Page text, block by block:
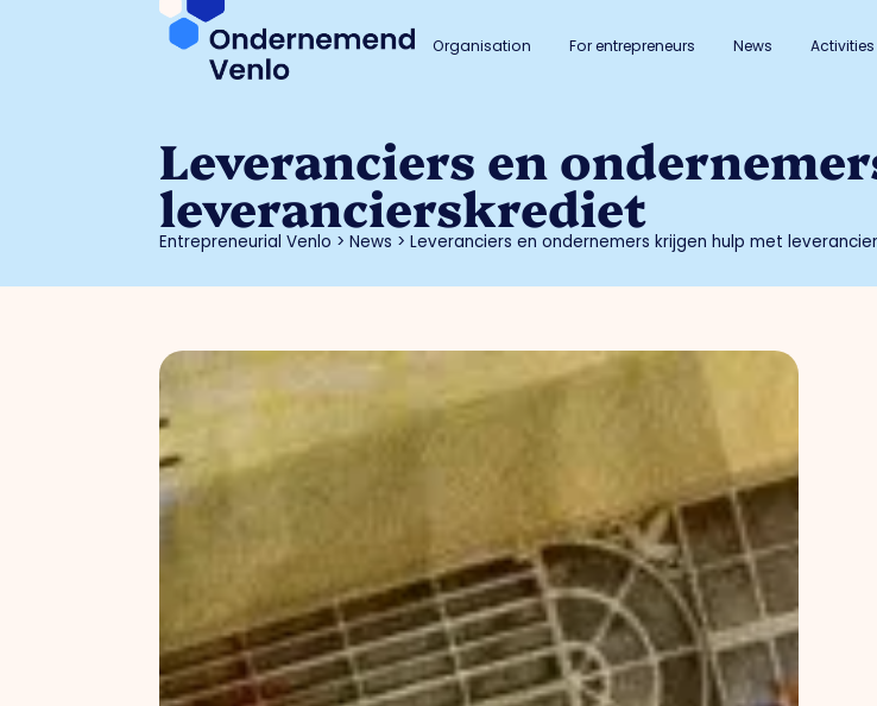
Organisation For entrepreneurs News Activities
Leveranciers en
leverancierskrediet
Entrepreneurial Venlo >News >Leveranciers en ondernemers krijgen hulp met